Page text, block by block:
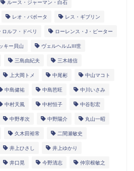
ルース・ジャーマン・白石
レオ・バボータ レス・ギブリン
ロルフ・ドベリ ローレンス・J・ピーター
キー貝山 ヴェルヘルムIII世
三島由紀夫 三木雄信
上大岡トメ 中尾彬 中山マコト
中島健祐 中島芭旺 中川いさみ
中村天風 中村恒子 中谷彰宏
中野孝次 中野陽介 丸山一昭
久木田裕常 二間瀬敏史
井上ひさし 井上ゆかり
井口晃 今野清志 仲宗根敏之